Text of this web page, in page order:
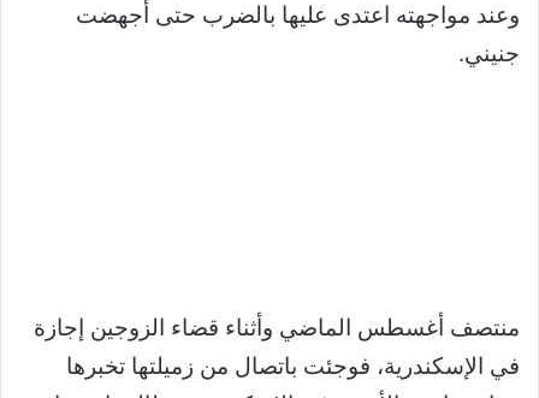
وعند مواجهته اعتدى عليها بالضرب حتى أجهضت
جنيني.
منتصف أغسطس الماضي وأثناء قضاء الزوجين إجازة
في الإسكندرية، فوجئت باتصال من زميلتها تخبرها